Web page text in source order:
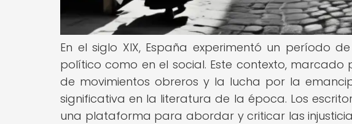
En el siglo XIX, España experimentó un período
político como en el social. Este contexto, marcado
de movimientos obreros y la lucha por la
significativa en la literatura de la época. Los
una plataforma para abordar y criticar las